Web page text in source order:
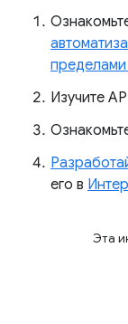
Изучите
его в
Эта